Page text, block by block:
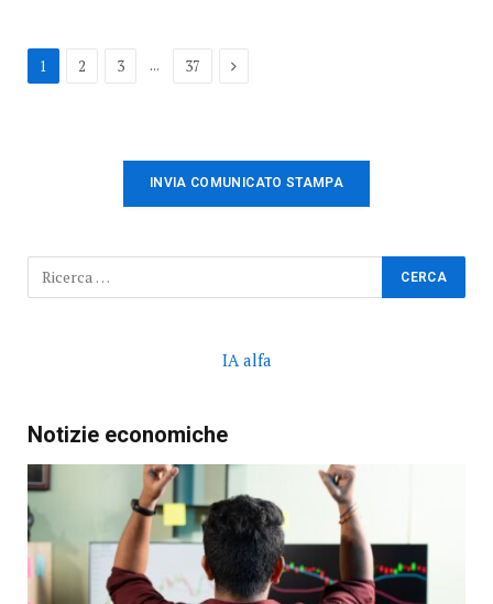
1 2 3 ... 37 Avanti
INVIA COMUNICATO STAMPA
IA alfa
Notizie economiche